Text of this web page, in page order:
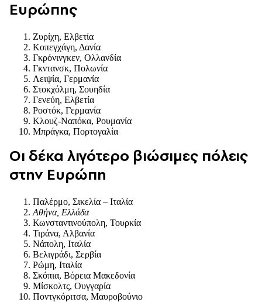
Ευρώπης
Ζυρίχη, Ελβετία
Κοπεγχάγη, Δανία
Γκρόνινγκεν, Ολλανδία
Γκντανσκ, Πολωνία
Λειψία, Γερμανία
Στοκχόλμη, Σουηδία
Γενεύη, Ελβετία
Ροστόκ, Γερμανία
Κλουζ-Ναπόκα, Ρουμανία
Μπράγκα, Πορτογαλία
Οι δέκα λιγότερο βιώσιμες πόλεις
στην Ευρώπη
Παλέρμο, Σικελία – Ιταλία
Αθήνα, Ελλάδα
Κωνσταντινούπολη, Τουρκία
Τιράνα, Αλβανία
Νάπολη, Ιταλία
Βελιγράδι, Σερβία
Ρώμη, Ιταλία
Σκόπια, Βόρεια Μακεδονία
Μίσκολτς, Ουγγαρία
Ποντγκόριτσα, Μαυροβούνιο